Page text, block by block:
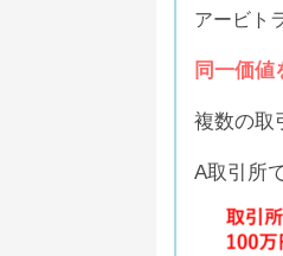
バイナンス
出金速いっ
本当に出金
何か新た
範囲や規
再開の
ただ、公
高すぎ
す。
アービト
同一価
複数の取
A取引所